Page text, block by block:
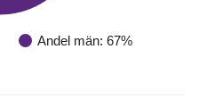
Andel män: 67%